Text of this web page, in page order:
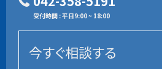
受付時間 : 平日9:00 ~ 18:00
今すぐ相談する